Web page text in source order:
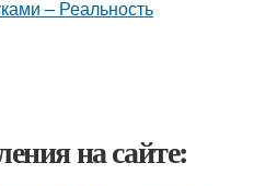
на сайте: